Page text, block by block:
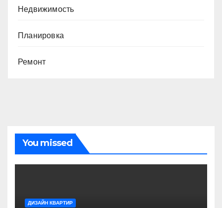
Недвижимость
Планировка
Ремонт
You missed
ДИЗАЙН КВАРТИР